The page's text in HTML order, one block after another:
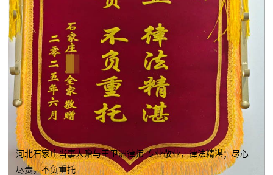
河北石家庄当事人赠与王卫洲律师 专业敬业，律法精湛；尽心
尽责，不负重托